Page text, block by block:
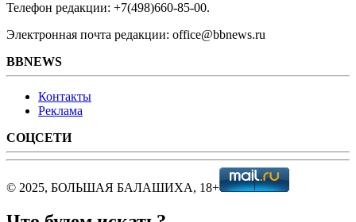
Телефон редакции: +7(498)660-85-00.
Электронная почта редакции: office@bbnews.ru
BBNEWS
Контакты
Реклама
СОЦСЕТИ
© 2025, БОЛЬШАЯ БАЛАШИХА, 18+